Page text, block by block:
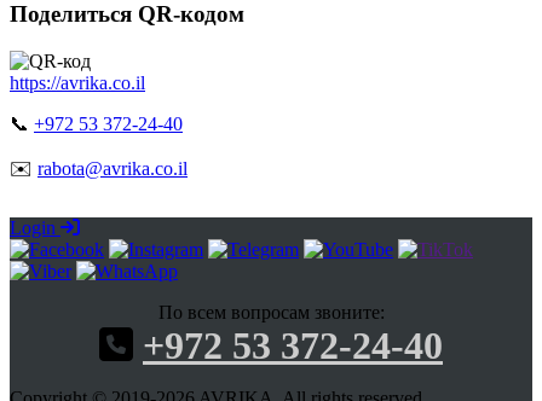
Поделиться QR-кодом
https://avrika.co.il
📞 +972 53 372-24-40
✉️ rabota@avrika.co.il
Login
По всем вопросам звоните:
+972 53 372-24-40